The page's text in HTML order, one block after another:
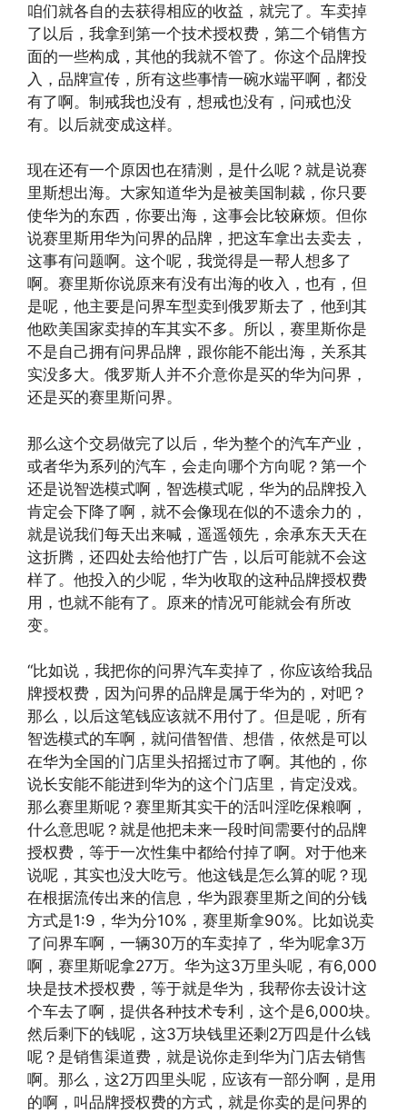
咱们就各自的去获得相应的收益，就完了。车卖掉
了以后，我拿到第一个技术授权费，第二个销售方
面的一些构成，其他的我就不管了。你这个品牌投
入，品牌宣传，所有这些事情一碗水端平啊，都没
有了啊。制戒我也没有，想戒也没有，问戒也没
有。以后就变成这样。
现在还有一个原因也在猜测，是什么呢？就是说赛
里斯想出海。大家知道华为是被美国制裁，你只要
使华为的东西，你要出海，这事会比较麻烦。但你
说赛里斯用华为问界的品牌，把这车拿出去卖去，
这事有问题啊。这个呢，我觉得是一帮人想多了
啊。赛里斯你说原来有没有出海的收入，也有，但
是呢，他主要是问界车型卖到俄罗斯去了，他到其
他欧美国家卖掉的车其实不多。所以，赛里斯你是
不是自己拥有问界品牌，跟你能不能出海，关系其
实没多大。俄罗斯人并不介意你是买的华为问界，
还是买的赛里斯问界。
那么这个交易做完了以后，华为整个的汽车产业，
或者华为系列的汽车，会走向哪个方向呢？第一个
还是说智选模式啊，智选模式呢，华为的品牌投入
肯定会下降了啊，就不会像现在似的不遗余力的，
就是说我们每天出来喊，遥遥领先，余承东天天在
这折腾，还四处去给他打广告，以后可能就不会这
样了。他投入的少呢，华为收取的这种品牌授权费
用，也就不能有了。原来的情况可能就会有所改
变。
“比如说，我把你的问界汽车卖掉了，你应该给我品
牌授权费，因为问界的品牌是属于华为的，对吧？
那么，以后这笔钱应该就不用付了。但是呢，所有
智选模式的车啊，就问借智借、想借，依然是可以
在华为全国的门店里头招摇过市了啊。其他的，你
说长安能不能进到华为的这个门店里，肯定没戏。
那么赛里斯呢？赛里斯其实干的活叫淫吃保粮啊，
什么意思呢？就是他把未来一段时间需要付的品牌
授权费，等于一次性集中都给付掉了啊。对于他来
说呢，其实也没大吃亏。他这钱是怎么算的呢？现
在根据流传出来的信息，华为跟赛里斯之间的分钱
方式是1:9，华为分10%，赛里斯拿90%。比如说卖
了问界车啊，一辆30万的车卖掉了，华为呢拿3万
啊，赛里斯呢拿27万。华为这3万里头呢，有6,000
块是技术授权费，等于就是华为，我帮你去设计这
个车去了啊，提供各种技术专利，这个是6,000块。
然后剩下的钱呢，这3万块钱里还剩2万四是什么钱
呢？是销售渠道费，就是说你走到华为门店去销售
啊。那么，这2万四里头呢，应该有一部分啊，是用
的啊，叫品牌授权费的方式，就是你卖的是问界的